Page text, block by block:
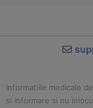
Informatiile medicale
si informare si nu